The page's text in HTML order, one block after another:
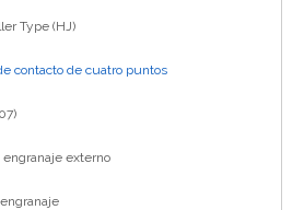
Type (HJ)
contacto de cuatro puntos
engranaje externo